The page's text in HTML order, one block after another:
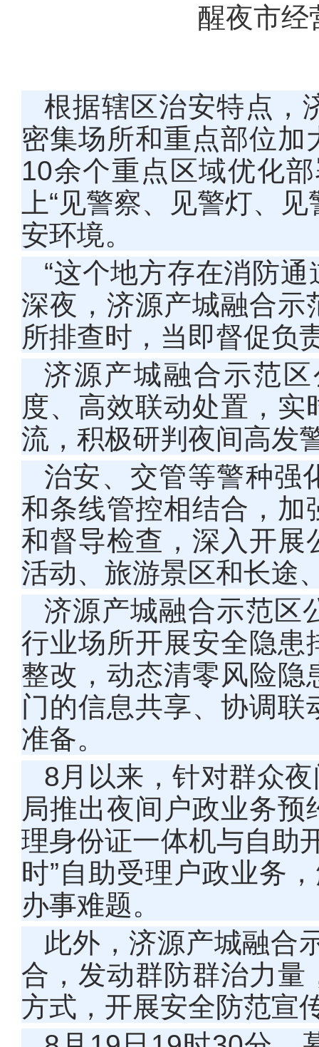
醒夜市经
根据辖区治安特点，
密集场所和重点部位
10余个重点区域优化
上“见警察、见警灯、
安环境。
“这个地方存在消防
深夜，济源产城融合示
所排查时，当即督促负
济源产城融合示范
度、高效联动处置，
流，积极研判夜间高发
治安、交管等警种强
和条线管控相结合，加
和督导检查，深入开展
活动、旅游景区和长途
济源产城融合示范区
行业场所开展安全隐患
整改，动态清零风险
门的信息共享、协调
准备。
8月以来，针对群众
局推出夜间户政业务
理身份证一体机与自助
时”自助受理户政业务
办事难题。
此外，济源产城融合
合，发动群防群治力
方式，开展安全防范宣